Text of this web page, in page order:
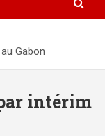
Gabon
intérim